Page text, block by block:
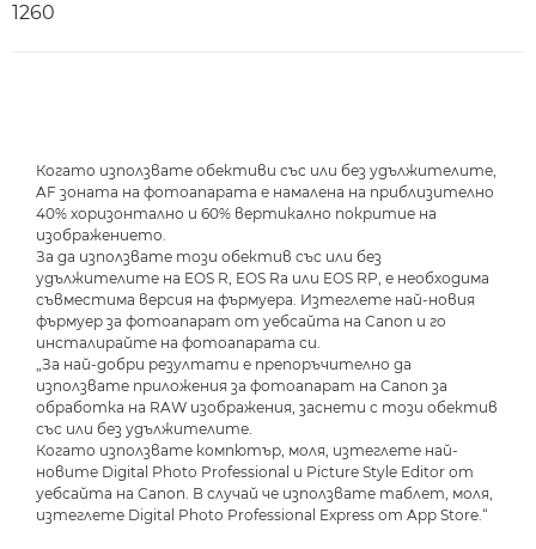
1260
Когато използвате обективи със или без удължителите,
AF зоната на фотоапарата е намалена на приблизително
40% хоризонтално и 60% вертикално покритие на
изображението.
За да използвате този обектив със или без
удължителите на EOS R, EOS Ra или EOS RP, е необходима
съвместима версия на фърмуера. Изтеглете най-новия
фърмуер за фотоапарат от уебсайта на Canon и го
инсталирайте на фотоапарата си.
„За най-добри резултати е препоръчително да
използвате приложения за фотоапарат на Canon за
обработка на RAW изображения, заснети с този обектив
със или без удължителите.
Когато използвате компютър, моля, изтеглете най-
новите Digital Photo Professional и Picture Style Editor от
уебсайта на Canon. В случай че използвате таблет, моля,
изтеглете Digital Photo Professional Express от App Store.“